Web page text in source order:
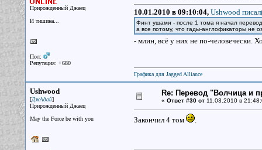
Прирожденный Джаец
И тишина...
Пол:
Репутация: +680
10.01.2010 в 09:10:04, Ushwood
Финт ушами - после 1 тома я начал
а все потому, что гады-англофикаторы не
- млин, всё у них не по-человечески.
Графика для Jagged Alliance
Ushwood
[ДжАдай]
Прирожденный Джаец
May the Force be with you
Re: Перевод "Волчица и
« Ответ #30 от11.03.2010 в
Закончил 4 том .